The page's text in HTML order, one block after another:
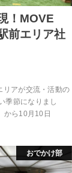
！MOVE
前エリア社
リアが交流・活動の
季節になりまし
から10月10日
おでかけ部